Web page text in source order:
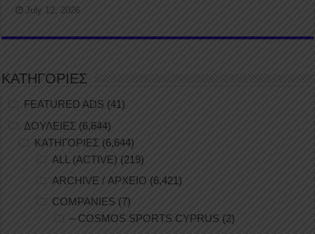
July 12, 2026
ΚΑΤΗΓΟΡΙΕΣ
FEATURED ADS (41)
ΔΟΥΛΕΙΕΣ (6,644)
ΚΑΤΗΓΟΡΙΕΣ (6,644)
ALL (ACTIVE) (219)
ARCHIVE / ΑΡΧΕΙΟ (6,421)
COMPANIES (7)
– COSMOS SPORTS CYPRUS (2)